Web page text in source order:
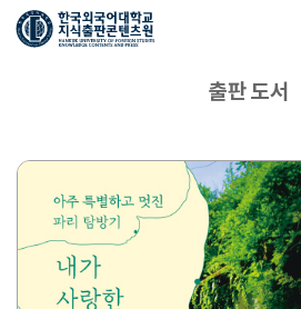
출판 도서